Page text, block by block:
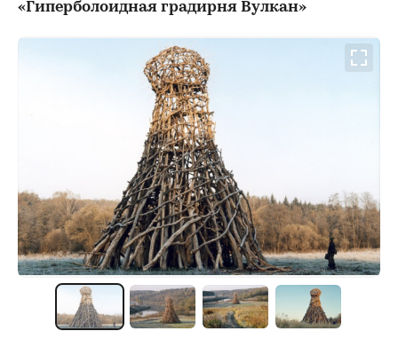
«Гиперболоидная градирня Вулкан»